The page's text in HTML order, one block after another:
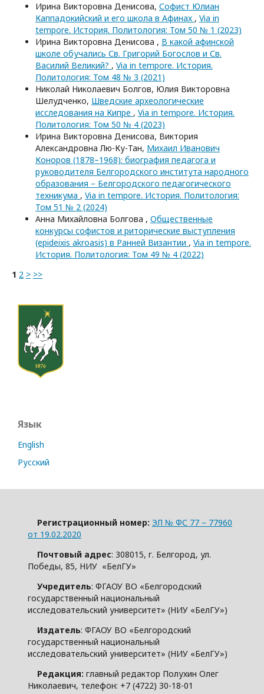
Ирина Викторовна Денисова, Софист Юлиан
Каппадокийский и его школа в Афинах , Via in
tempore. История. Политология: Том 50 № 1 (2023)
Ирина Викторовна Денисова , В какой афинской
школе обучались Св. Григорий Богослов и Св.
Василий Великий? , Via in tempore. История.
Политология: Том 48 № 3 (2021)
Николай Николаевич Болгов, Юлия Викторовна
Шелудченко, Шведские археологические
исследования на Кипре , Via in tempore. История.
Политология: Том 50 № 4 (2023)
Ирина Викторовна Денисова, Виктория
Александровна Лю-Ку-Тан, Михаил Иванович
Коноров (1878–1968): биография педагога и
руководителя Белгородского института народного
образования – Белгородского педагогического
техникума , Via in tempore. История. Политология:
Том 51 № 2 (2024)
Анна Михайловна Болгова , Общественные
конкурсы софистов и риторические выступления
(epideixis akroasis) в Ранней Византии , Via in tempore.
История. Политология: Том 49 № 4 (2022)
1 2 > >>
Язык
English
Русский
Регистрационный номер: ЭЛ № ФС 77 – 77960
от 19.02.2020
Почтовый адрес: 308015, г. Белгород, ул.
Победы, 85, НИУ «БелГУ»
Учредитель: ФГАОУ ВО «Белгородский
государственный национальный
исследовательский университет» (НИУ «БелГУ»)
Издатель: ФГАОУ ВО «Белгородский
государственный национальный
исследовательский университет» (НИУ «БелГУ»)
Редакция: главный редактор Полухин Олег
Николаевич, телефон: +7 (4722) 30-18-01